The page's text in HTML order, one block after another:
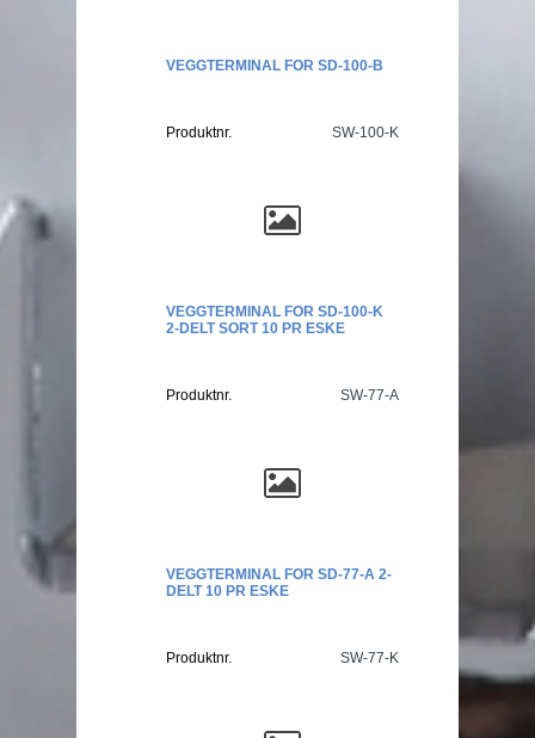
VEGGTERMINAL FOR SD-100-B
Produktnr. SW-100-K
VEGGTERMINAL FOR SD-100-K
2-DELT SORT 10 PR ESKE
Produktnr. SW-77-A
VEGGTERMINAL FOR SD-77-A 2-
DELT 10 PR ESKE
Produktnr. SW-77-K